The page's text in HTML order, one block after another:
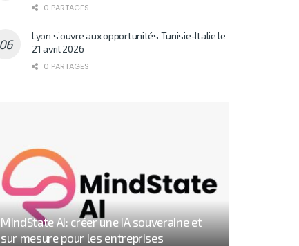
0 PARTAGES
Lyon s’ouvre aux opportunités Tunisie-Italie le
21 avril 2026
0 PARTAGES
MindState AI: créer une IA souveraine et
sur mesure pour les entreprises